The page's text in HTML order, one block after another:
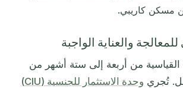
مسكن كاريبي.
والعناية الواجبة
القياسية من أربعة إلى ستة أشهر من
تُجري وحدة الاستثمار للجنسية (CIU)